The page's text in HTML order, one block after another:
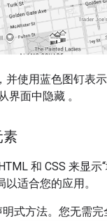
并使用蓝色图钉表
界面中隐藏 。
素
和 CSS 来显
适合您的应用。
明式方法。您无需